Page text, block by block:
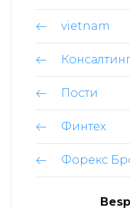
vietnam
Пости
Финтех
Форекс